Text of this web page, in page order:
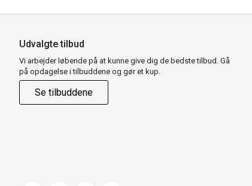
Udvalgte tilbud
Vi arbejder løbende på at kunne give dig de bedste tilbud. Gå
på opdagelse i tilbuddene og gør et kup.
Se tilbuddene